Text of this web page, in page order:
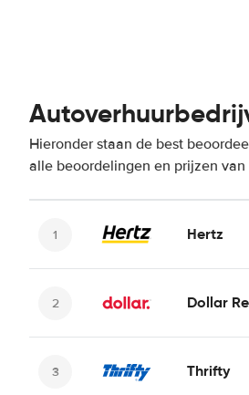
Hieronder staan de best
alle beoordelingen en prijzen
Hertz
Dollar
Thrifty